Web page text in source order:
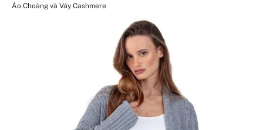
Áo Choàng và Váy Cashmere